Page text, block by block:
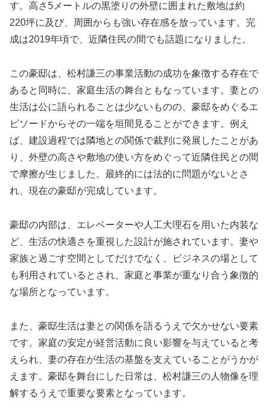
す。高さ5メートルの黒塗りの外壁に囲まれた敷地は約
220坪に及び、周囲からも強い存在感を放っています。完
成は2019年頃で、近隣住民の間でも話題になりました。
この豪邸は、松村謙三の事業活動の成功を象徴する存在で
あると同時に、家庭生活の舞台ともなっています。妻との
生活は公に語られることは少ないものの、豪邸をめぐるエ
ピソードからその一端を垣間見ることができます。例え
ば、建設過程では隣地との関係で裁判に発展したことがあ
り、外壁の高さや敷地の使い方をめぐって近隣住民との間
で摩擦が生じました。最終的には法的に問題がないとさ
れ、現在の豪邸が完成しています。
豪邸の内部は、エレベーターや人工大理石を用いた内装な
ど、生活の快適さを重視した設計が施されています。妻や
家族と過ごす空間としてだけでなく、ビジネスの場として
も利用されているとされ、家庭と事業が重なり合う象徴的
な場所となっています。
また、豪邸生活は妻との関係を語るうえで欠かせない要素
です。家庭の安定が経営活動に良い影響を与えていると考
えられ、妻の存在が生活の基盤を支えていることがうかが
えます。豪邸を舞台にした日常は、松村謙三の人物像を理
解するうえで重要な要素となっています。